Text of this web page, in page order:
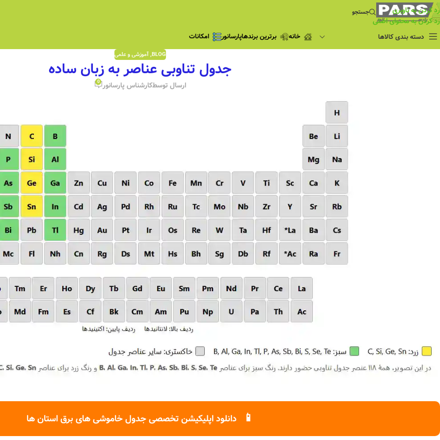
رد کردن به ناوبری
رد کردن به محتوای اصلی
جستجو
دسته بندی کالاها
چراغ خطی
چراغ توکار
چراغ آویز
چراغ استادیومی
چراغ خیابانی
چراغ محوطه
چراغ تونلی-آسانسوری
چراغ جت لایت
چراغ چشمی (پارکتی)
خانه برترین برندهاپارسانور امکانات
BLOG
,آموزشی و علمی
جدول تناوبی عناصر به زبان ساده
ارسال توسطکارشناس پارسانور 0
📱 دانلود اپلیکیشن تخصصی جدول خاموشی های برق استان ها